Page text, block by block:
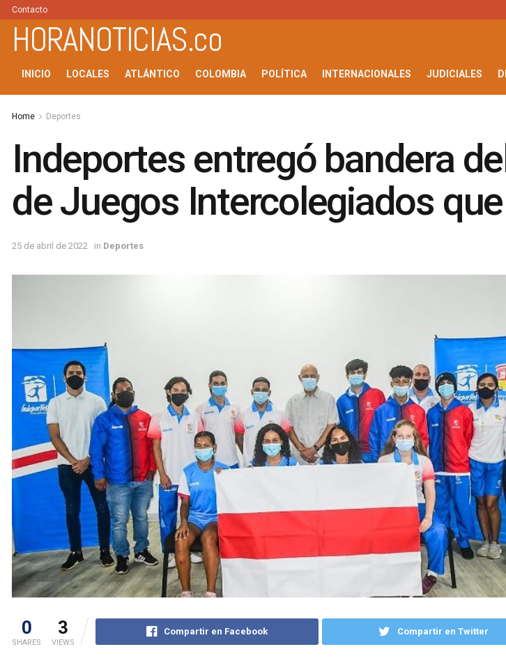
Contacto
HORANOTICIAS.co
INICIO LOCALES ATLÁNTICO COLOMBIA POLÍTICA INTERNACIONALES JUDICIALES
Home Deportes
Indeportes entregó bandera
de Juegos Intercolegiados
25 de abril de 2022 in Deportes
0
SHARES
3
VIEWS
Compartir en Facebook Compartir en Twitter